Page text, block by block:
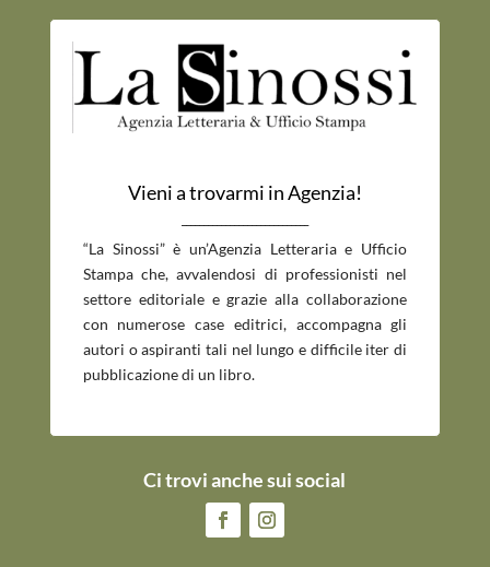
Vieni a trovarmi in Agenzia!
“La Sinossi” è un’Agenzia Letteraria e Ufficio
Stampa che, avvalendosi di professionisti nel
settore editoriale e grazie alla collaborazione
con numerose case editrici, accompagna gli
autori o aspiranti tali nel lungo e difficile iter di
pubblicazione di un libro.
Ci trovi anche sui social